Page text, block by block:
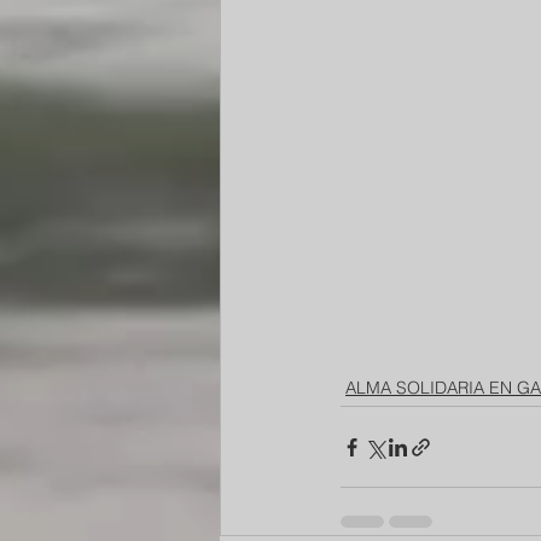
ALMA SOLIDARIA EN